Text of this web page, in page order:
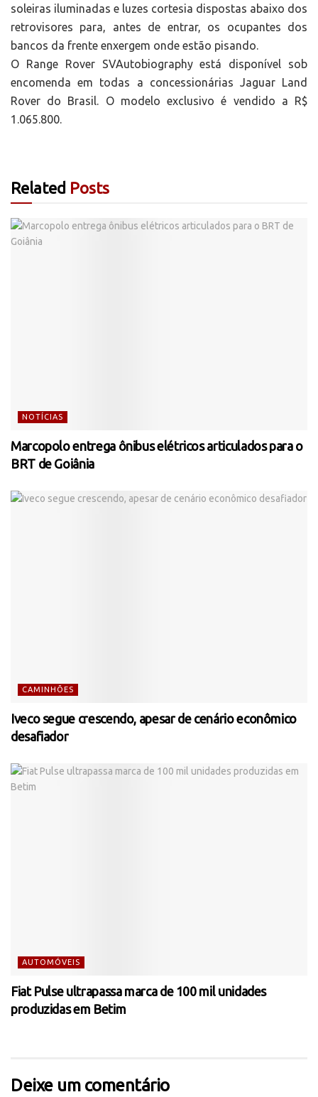
soleiras iluminadas e luzes cortesia dispostas abaixo dos
retrovisores para, antes de entrar, os ocupantes dos
bancos da frente enxergem onde estão pisando.
O Range Rover SVAutobiography está disponível sob
encomenda em todas a concessionárias Jaguar Land
Rover do Brasil. O modelo exclusivo é vendido a R$
1.065.800.
Related Posts
NOTÍCIAS
Marcopolo entrega ônibus elétricos articulados para o
BRT de Goiânia
CAMINHÕES
Iveco segue crescendo, apesar de cenário econômico
desafiador
AUTOMÓVEIS
Fiat Pulse ultrapassa marca de 100 mil unidades
produzidas em Betim
Deixe um comentário